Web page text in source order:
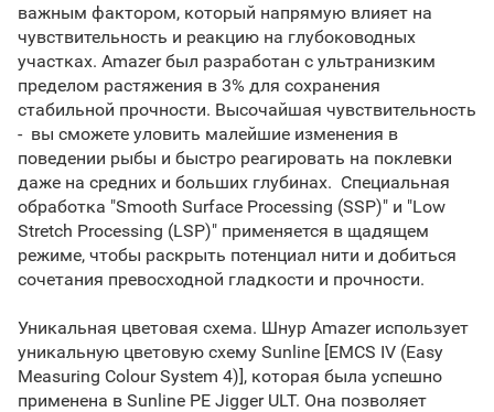
важным фактором, который напрямую влияет на
чувствительность и реакцию на глубоководных
участках. Amazer был разработан с ультранизким
пределом растяжения в 3% для сохранения
стабильной прочности. Высочайшая чувствительность
- вы сможете уловить малейшие изменения в
поведении рыбы и быстро реагировать на поклевки
даже на средних и больших глубинах. Специальная
обработка "Smooth Surface Processing (SSP)" и "Low
Stretch Processing (LSP)" применяется в щадящем
режиме, чтобы раскрыть потенциал нити и добиться
сочетания превосходной гладкости и прочности.
Уникальная цветовая схема. Шнур Amazer использует
уникальную цветовую схему Sunline [EMCS IV (Easy
Measuring Colour System 4)], которая была успешно
применена в Sunline PE Jigger ULT. Она позволяет